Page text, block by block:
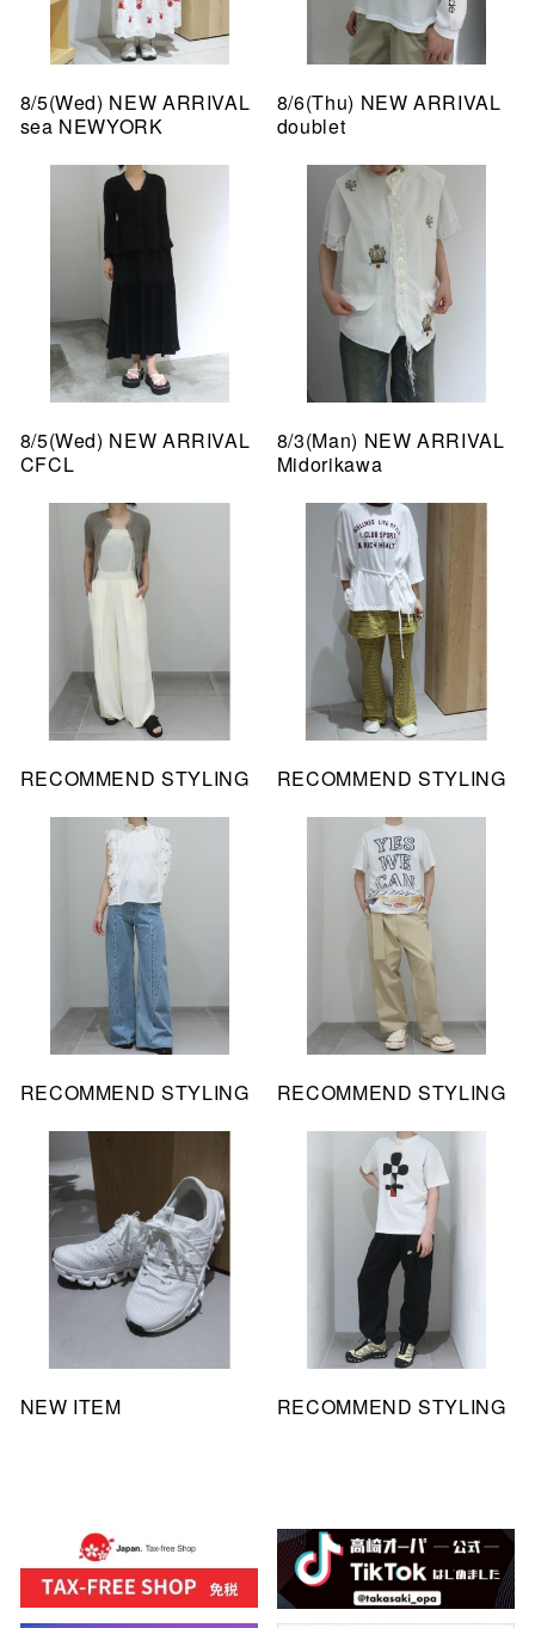
8/5(Wed) NEW ARRIVAL
sea NEWYORK
8/6(Thu) NEW ARRIVAL
doublet
8/5(Wed) NEW ARRIVAL
CFCL
8/3(Man) NEW ARRIVAL
Midorikawa
RECOMMEND STYLING RECOMMEND STYLING
RECOMMEND STYLING RECOMMEND STYLING
NEW ITEM RECOMMEND STYLING